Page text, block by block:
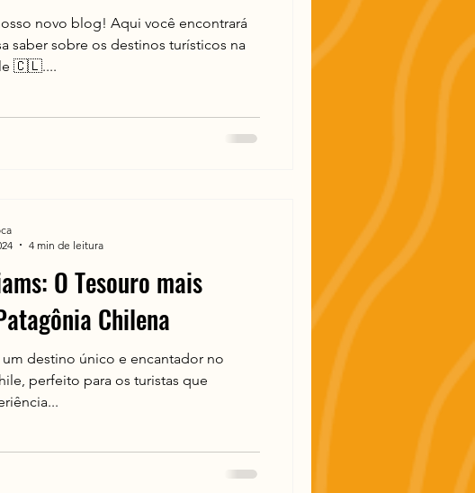
novo blog! Aqui você encontrará
saber sobre os destinos turísticos na
🇨🇱....
O Tesouro mais
Chilena
destino único e encantador no
perfeito para os turistas que
4 min de leitura